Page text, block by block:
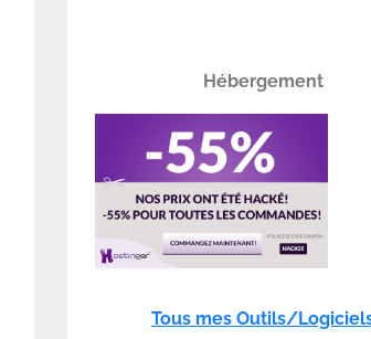
Hébergement
Tous mes Outils/